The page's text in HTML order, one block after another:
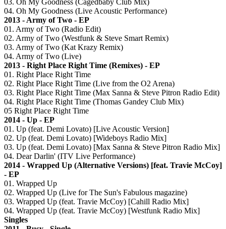
04. Oh My Goodness (Live Acoustic Performance)
2013 - Army of Two - EP
01. Army of Two (Radio Edit)
02. Army of Two (Westfunk & Steve Smart Remix)
03. Army of Two (Kat Krazy Remix)
04. Army of Two (Live)
2013 - Right Place Right Time (Remixes) - EP
01. Right Place Right Time
02. Right Place Right Time (Live from the O2 Arena)
03. Right Place Right Time (Max Sanna & Steve Pitron Radio Edit)
04. Right Place Right Time (Thomas Gandey Club Mix)
05 Right Place Right Time
2014 - Up - EP
01. Up (feat. Demi Lovato) [Live Acoustic Version]
02. Up (feat. Demi Lovato) [Wideboys Radio Mix]
03. Up (feat. Demi Lovato) [Max Sanna & Steve Pitron Radio Mix]
04. Dear Darlin' (ITV Live Performance)
2014 - Wrapped Up (Alternative Versions) [feat. Travie McCoy]
- EP
01. Wrapped Up
02. Wrapped Up (Live for The Sun's Fabulous magazine)
03. Wrapped Up (feat. Travie McCoy) [Cahill Radio Mix]
04. Wrapped Up (feat. Travie McCoy) [Westfunk Radio Mix]
Singles